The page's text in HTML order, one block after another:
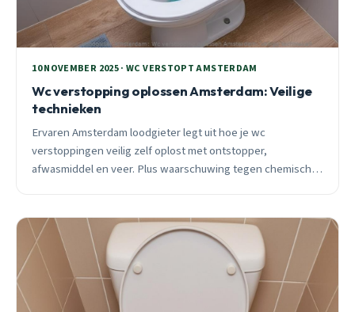
10 NOVEMBER 2025 · WC VERSTOPT AMSTERDAM
Wc verstopping oplossen Amsterdam: Veilige
technieken
Ervaren Amsterdam loodgieter legt uit hoe je wc
verstoppingen veilig zelf oplost met ontstopper,
afwasmiddel en veer. Plus waarschuwing tegen chemische